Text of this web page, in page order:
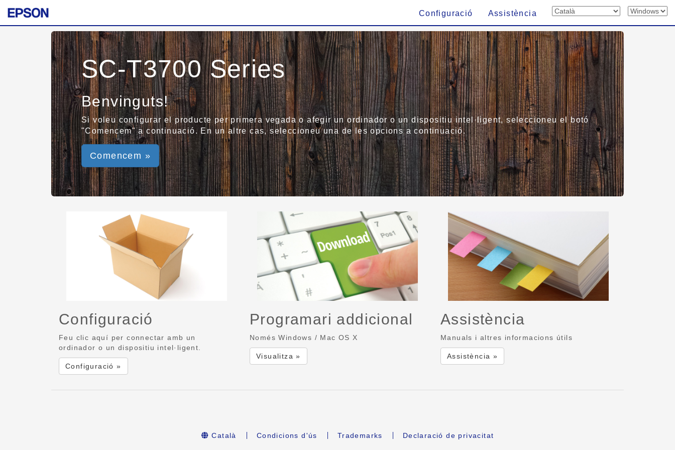
Configuració Assistència
SC-T3700 Series
Benvinguts!
Si voleu configurar el producte per primera vegada o afegir un ordinador o un dispositiu intel·ligent, seleccioneu el botó
"Comencem" a continuació. En un altre cas, seleccioneu una de les opcions a continuació.
Comencem »
Configuració
Feu clic aquí per connectar amb un
ordinador o un dispositiu intel·ligent.
Configuració »
Programari addicional
Només Windows / Mac OS X
Visualitza »
Assistència
Manuals i altres informacions útils
Assistència »
Català Condicions d'ús Trademarks Declaració de privacitat